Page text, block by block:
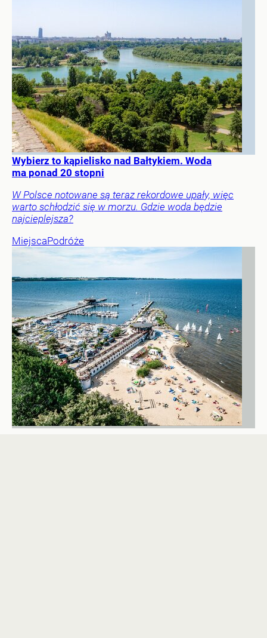
Wybierz to kąpielisko nad Bałtykiem. Woda
ma ponad 20 stopni
W Polsce notowane są teraz rekordowe upały, więc
warto schłodzić się w morzu. Gdzie woda będzie
najcieplejsza?
MiejscaPodróże